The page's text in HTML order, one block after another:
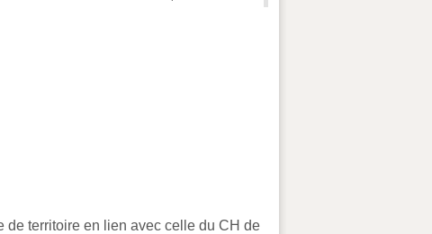
de territoire en lien avec celle du CH de